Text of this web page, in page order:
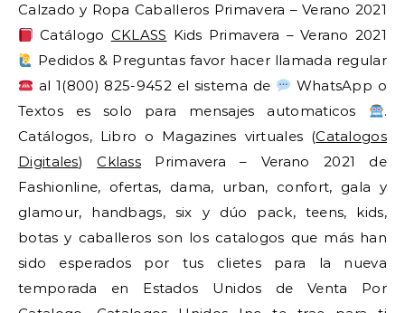
Calzado y Ropa Caballeros Primavera – Verano 2021
Catálogo CKLASS Kids Primavera – Verano 2021
Pedidos & Preguntas favor hacer llamada regular
al 1(800) 825-9452 el sistema de
WhatsApp o
Textos es solo para mensajes automaticos
.
Catálogos, Libro o Magazines virtuales (Catalogos
Digitales)Cklass Primavera – Verano 2021 de
Fashionline, ofertas, dama, urban, confort, gala y
glamour, handbags, six y dúo pack, teens, kids,
botas y caballeros son los catalogos que más han
sido esperados por tus clietes para la nueva
temporada en Estados Unidos de Venta Por